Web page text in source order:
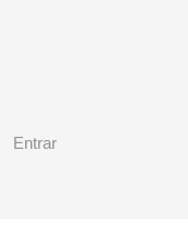
Entrar